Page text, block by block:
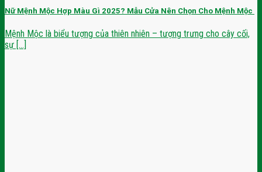
Nữ Mệnh Mộc Hợp Màu Gì 2025? Mẫu Cửa Nên Chọn Cho Mệnh Mộc
Mệnh Mộc là biểu tượng của thiên nhiên – tượng trưng cho cây cối,
sự [...]